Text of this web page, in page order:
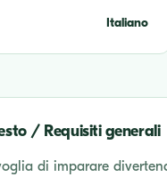
Italiano
/ Requisiti generali
di imparare